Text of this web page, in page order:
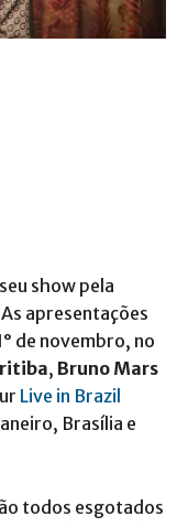
show pela
apresentações
de novembro, no
, Bruno Mars
Live in Brazil
Brasília e
todos esgotados